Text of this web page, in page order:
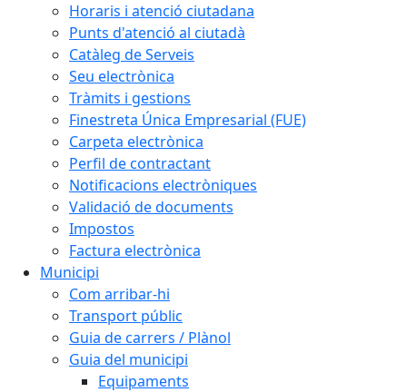
Horaris i atenció ciutadana
Punts d'atenció al ciutadà
Catàleg de Serveis
Seu electrònica
Tràmits i gestions
Finestreta Única Empresarial (FUE)
Carpeta electrònica
Perfil de contractant
Notificacions electròniques
Validació de documents
Impostos
Factura electrònica
Municipi
Com arribar-hi
Transport públic
Guia de carrers / Plànol
Guia del municipi
Equipaments